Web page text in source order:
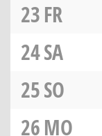
23FR
24SA
25SO
26MO